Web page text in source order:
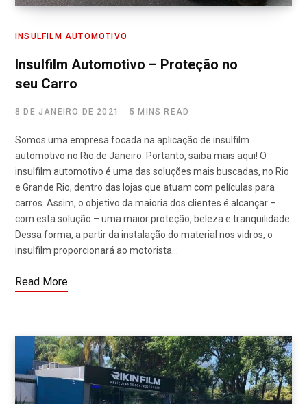
INSULFILM AUTOMOTIVO
Insulfilm Automotivo – Proteção no
seu Carro
8 DE JANEIRO DE 2021 5 MINS READ
Somos uma empresa focada na aplicação de insulfilm
automotivo no Rio de Janeiro. Portanto, saiba mais aqui! O
insulfilm automotivo é uma das soluções mais buscadas, no Rio
e Grande Rio, dentro das lojas que atuam com películas para
carros. Assim, o objetivo da maioria dos clientes é alcançar –
com esta solução – uma maior proteção, beleza e tranquilidade.
Dessa forma, a partir da instalação do material nos vidros, o
insulfilm proporcionará ao motorista…
Read More